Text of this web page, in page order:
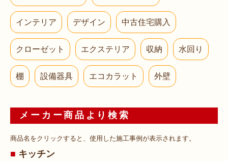
インテリア デザイン 中古住宅購入
クローゼット エクステリア 収納 水回り
棚 設備器具 エコカラット 外壁
メーカー商品より検索
商品名をクリックすると、使用した施工事例が表示されます。
キッチン